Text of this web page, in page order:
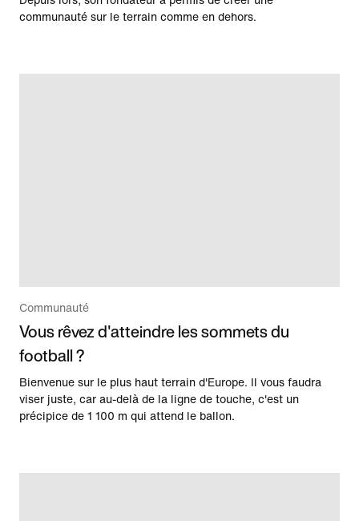
communauté sur le terrain comme en dehors.
Communauté
Vous rêvez d'atteindre les sommets du
football ?
Bienvenue sur le plus haut terrain d'Europe. Il vous faudra
viser juste, car au-delà de la ligne de touche, c'est un
précipice de 1 100 m qui attend le ballon.